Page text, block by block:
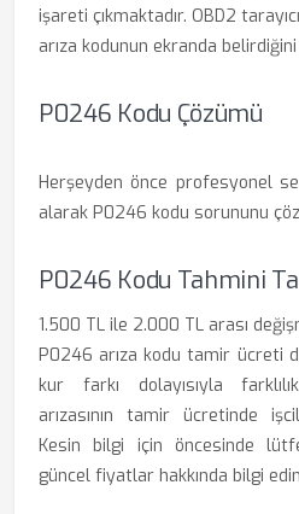
işareti çıkmaktadır. OBD2
arıza kodunun ekranda
P0246 Kodu Çözümü
Herşeyden önce profesyonel
alarak P0246 kodu sorununu
P0246 Kodu Tahmini
1.500 TL ile 2.000 TL arası
P0246 arıza kodu tamir ücreti
kur farkı dolayısıyla
arızasının tamir ücretinde
Kesin bilgi için öncesinde
güncel fiyatlar hakkında bilgi